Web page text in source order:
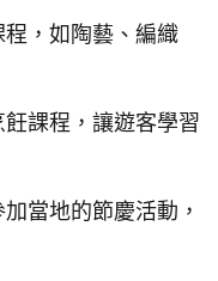
，如陶藝、編織
課程，讓遊客學習
當地的節慶活動，